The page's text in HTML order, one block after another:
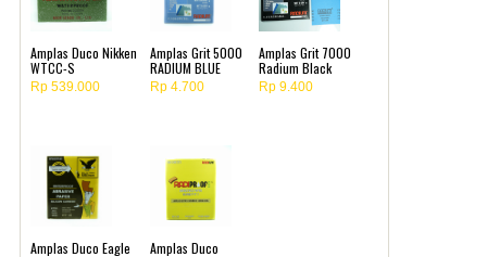
Amplas Duco Nikken
WTCC-S
Rp 539.000
Amplas Grit 5000
RADIUM BLUE
Rp 4.700
Amplas Grit 7000
Radium Black
Rp 9.400
Amplas Duco Eagle
Amplas Duco